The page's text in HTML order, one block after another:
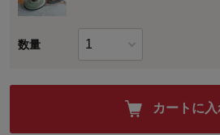
数量
カートに